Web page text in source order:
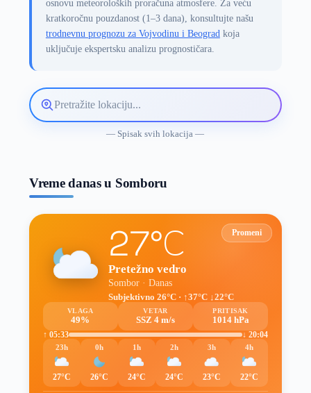
osnovu meteoroloških proračuna atmosfere. Za veću
kratkoročnu pouzdanost (1–3 dana), konsultujte našu
trodnevnu prognozu za Vojvodinu i Beogradkoja
uključuje ekspertsku analizu prognostičara.
Pretražite
lokaciju
— Spisak svih lokacija —
Vreme danas u Somboru
Promeni
27°C
Pretežno vedro
Sombor · Danas
Subjektivno 26°C · ↑37°C ↓22°C
VLAGA
49%
VETAR
SSZ 4 m/s
PRITISAK
1014 hPa
↑ 05:33
↓ 20:04
23h
27°C
0h
26°C
1h
24°C
2h
24°C
3h
23°C
4h
22°C